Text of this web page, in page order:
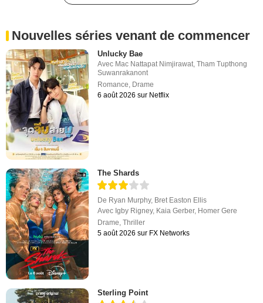
Nouvelles séries venant de commencer
Unlucky Bae
Avec Mac Nattapat Nimjirawat,Tham Tupthong
Suwanrakanont
Romance, Drame
6 août 2026 sur Netflix
The Shards
De Ryan Murphy, Bret Easton Ellis
Avec Igby Rigney, Kaia Gerber, Homer Gere
Drame,Thriller
5 août 2026 sur FX Networks
Sterling Point